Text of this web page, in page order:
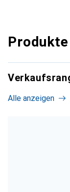
Alle anzeigen